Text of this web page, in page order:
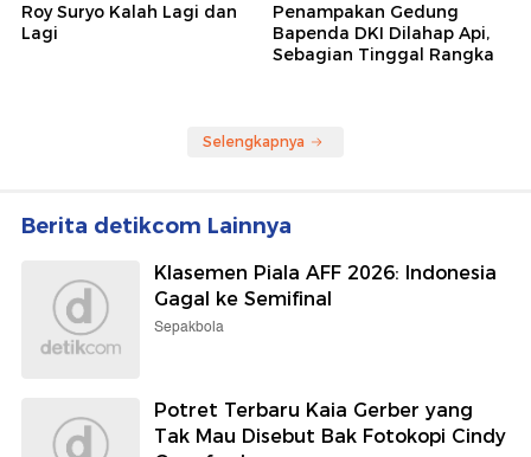
Roy Suryo Kalah Lagi dan
Lagi
Penampakan Gedung
Bapenda DKI Dilahap Api,
Sebagian Tinggal Rangka
Selengkapnya
Berita detikcom Lainnya
Klasemen Piala AFF 2026: Indonesia
Gagal ke Semifinal
Sepakbola
Potret Terbaru Kaia Gerber yang
Tak Mau Disebut Bak Fotokopi Cindy